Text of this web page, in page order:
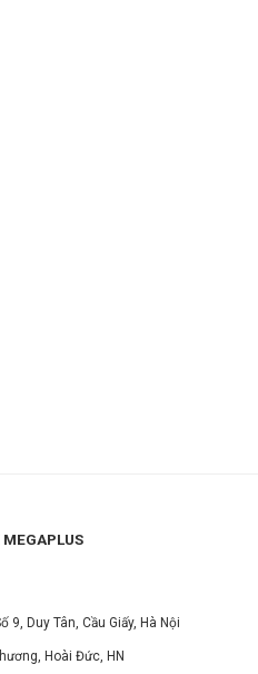
9, Duy Tân, Cầu Giấy, Hà Nội
Hoài Đức, HN